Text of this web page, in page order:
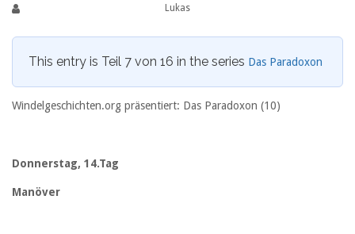
Lukas
This entry is Teil 7 von 16 in the series Das Paradoxon
Windelgeschichten.org präsentiert: Das Paradoxon (10)
Donnerstag, 14.Tag
Manöver